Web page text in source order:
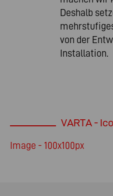
Deshalb
von der
Installation.
VARTA -
Image - 100x100px